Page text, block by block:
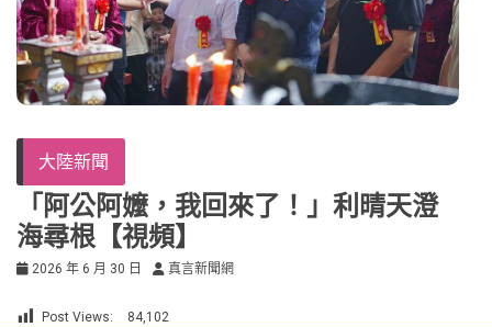
大陸新聞
「阿公阿嬤，我回來了！」利晴天澄
海尋根【視頻】
2026 年 6 月 30 日 真言新聞網
Post Views: 84,102